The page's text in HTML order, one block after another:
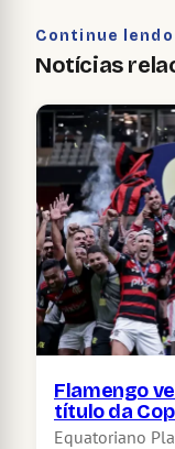
Continue lendo
Notícias
Flamengo
título da
Equatoriano